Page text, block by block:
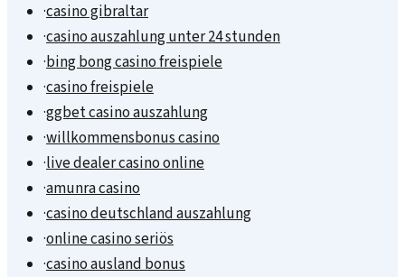
·casino gibraltar
·casino auszahlung unter 24 stunden
·bing bong casino freispiele
·casino freispiele
·ggbet casino auszahlung
·willkommensbonus casino
·live dealer casino online
·amunra casino
·casino deutschland auszahlung
·online casino seriös
·casino ausland bonus